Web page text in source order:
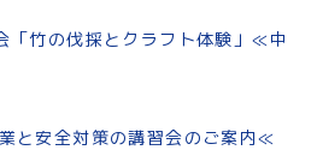
「竹の伐採とクラフト体験」≪中
と安全対策の講習会のご案内≪